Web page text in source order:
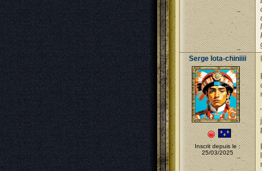
Serge Iota-chiniiii
Inscrit depuis le :
25/03/2025